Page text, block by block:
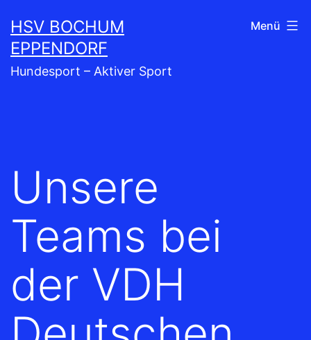
Inhalt
springen
HSV BOCHUM
EPPENDORF
Hundesport – Aktiver Sport
Menü
Unsere
Teams bei
der VDH